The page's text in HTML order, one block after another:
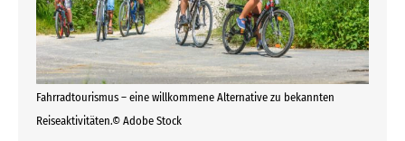
Fahrradtourismus – eine willkommene Alternative zu bekannten
Reiseaktivitäten.© Adobe Stock